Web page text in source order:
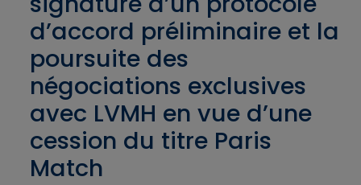
d’accord préliminaire et la
poursuite des
négociations exclusives
avec LVMH en vue d’une
cession du titre Paris
Match